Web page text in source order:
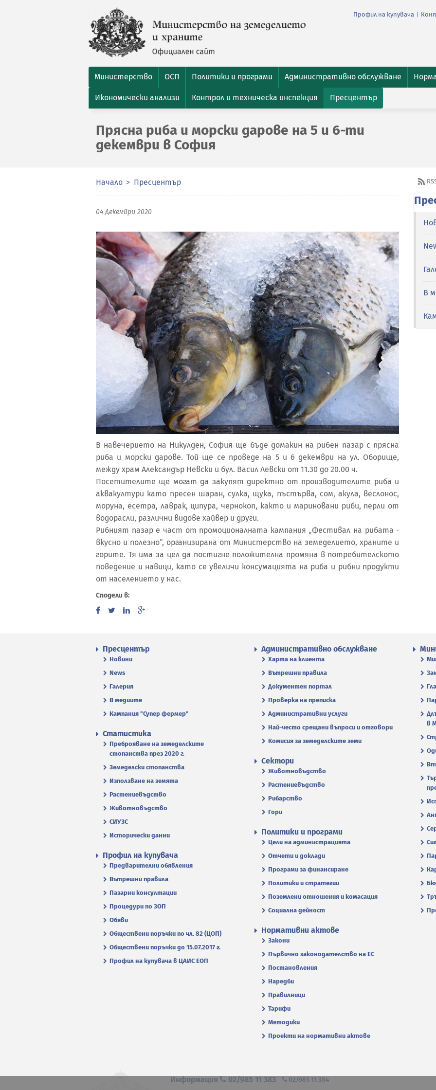
Профил на купувача
Министерство ОСП Политики и програми Административно обслужване
Икономически анализи Контрол и техническа инспекция Пресцентър
Прясна риба и морски дарове на 5 и 6-ти
декември в София
Начало Пресцентър
04 Декември 2020
В навечерието на Никулден, София ще бъде домакин на рибен пазар с прясна
риба и морски дарове. Той ще се проведе на 5 и 6 декември на ул. Оборище,
между храм Александър Невски и бул. Васил Левски от 11.30 до 20.00 ч.
Посетителите ще могат да закупят директно от производителите риба и
аквакултури като пресен шаран, сулка, щука, пъстърва, сом, акула, веслонос,
моруна, есетра, лаврак, ципура, чернокоп, както и мариновани риби, перли от
водорасли, различни видове хайвер и други.
Рибният пазар е част от промоционалната кампания „Фестивал на рибата -
вкусно и полезно“, организирана от Министерство на земеделието, храните и
горите. Тя има за цел да постигне положителна промяна в потребителското
поведение и навици, като се увеличи консумацията на риба и рибни продукти
от населението у нас.
Сподели в:
В
Пресцентър
Новини
News
Галерия
В медиите
Кампания "Супер фермер"
Административно обслужване
Харта на клиента
Вътрешни правила
Документен портал
Проверка на преписка
Административни услуги
Най-често срещани въпроси и отговори
Комисия за земеделските земи
в
Статистика
Преброяване на земеделските
стопанства през 2020 г.
Земеделски стопанства
Използване на земята
Растениевъдство
Животновъдство
СИУЗС
Исторически данни
Сектори
Животновъдство
Растениевъдство
Рибарство
Гори
Политики и програми
Цели на администрацията
Отчети и доклади
Програми за финансиране
Политики и стратегии
Поземлени отношения и комасация
Социална дейност
Профил на купувача
Предварителни обявления
Вътрешни правила
Пазарни консултации
Процедури по ЗОП
Обяви
Обществени поръчки по чл. 82 (ЦОП)
Обществени поръчки до 15.07.2017 г.
Профил на купувача в ЦАИС ЕОП
Нормативни актове
Закони
Първично законодателство на ЕС
Постановления
Наредби
Правилници
Тарифи
Методики
Проекти на нормативни актове
Информация 02/985 11 383 02/985 11 384